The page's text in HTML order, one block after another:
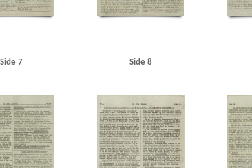
Udenrigsministerium, det tyske Underhuset USA Utlänningskommissionen
kommandant Wilson, Tom, korrespondent Witzleben, von, fam. Z
Side 7 Side 8